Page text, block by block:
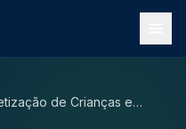
de Crianças e